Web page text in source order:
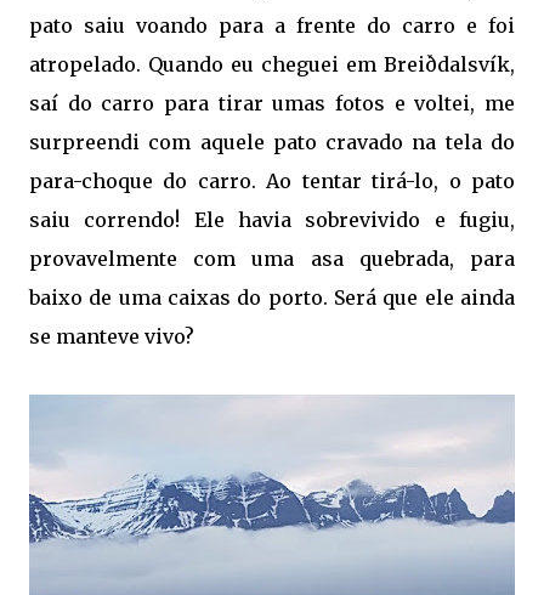
pato saiu voando para a frente do carro e foi
atropelado. Quando eu cheguei em Breiðdalsvík,
saí do carro para tirar umas fotos e voltei, me
surpreendi com aquele pato cravado na tela do
para-choque do carro. Ao tentar tirá-lo, o pato
saiu correndo! Ele havia sobrevivido e fugiu,
provavelmente com uma asa quebrada, para
baixo de uma caixas do porto. Será que ele ainda
se manteve vivo?